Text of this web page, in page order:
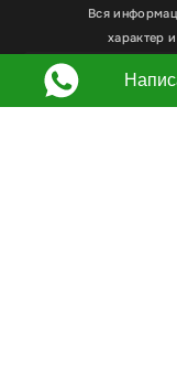
Вся
характер
Любое
дизайна и
файлы cookie. Вы
cookie в настройках